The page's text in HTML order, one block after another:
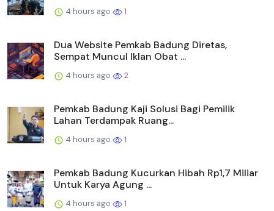
4 hours ago 1
Dua Website Pemkab Badung Diretas,
Sempat Muncul Iklan Obat ...
4 hours ago 2
Pemkab Badung Kaji Solusi Bagi Pemilik
Lahan Terdampak Ruang...
4 hours ago 1
Pemkab Badung Kucurkan Hibah Rp1,7 Miliar
Untuk Karya Agung ...
4 hours ago 1